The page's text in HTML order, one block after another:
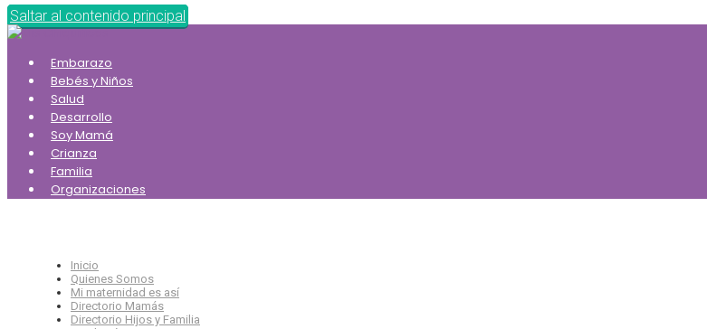
Saltar al contenido principal
Embarazo
Bebés y Niños
Salud
Desarrollo
Soy Mamá
Crianza
Familia
Organizaciones
Inicio
Quienes Somos
Mi maternidad es así
Directorio Mamás
Directorio Hijos y Familia